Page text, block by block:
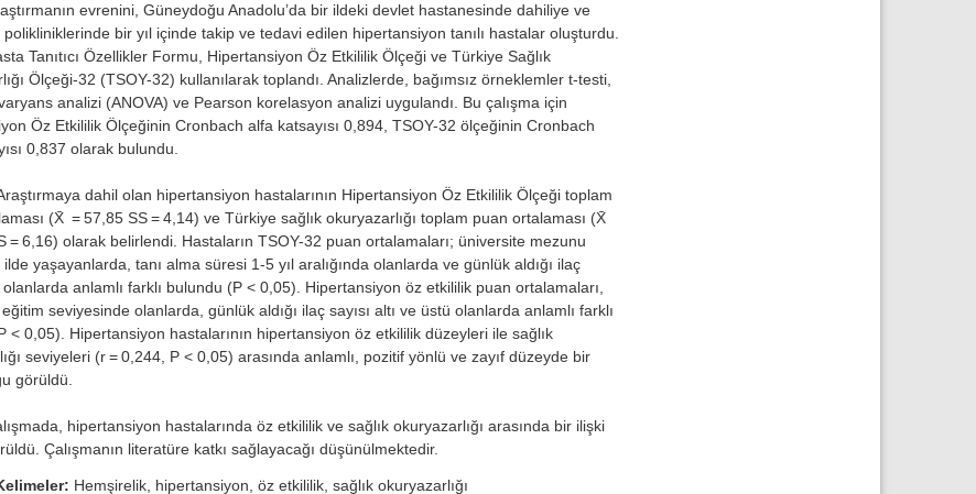
evrenini, Güneydoğu Anadolu’da bir ildeki devlet hastanesinde dahiliye ve
bir yıl içinde takip ve tedavi edilen hipertansiyon tanılı hastalar oluşturdu.
Tanıtıcı Özellikler Formu, Hipertansiyon Öz Etkililik Ölçeği ve Türkiye Sağlık
Ölçeği-32 (TSOY-32) kullanılarak toplandı. Analizlerde, bağımsız örneklemler t-testi,
analizi (ANOVA) ve Pearson korelasyon analizi uygulandı. Bu çalışma için
Öz Etkililik Ölçeğinin Cronbach alfa katsayısı 0,894, TSOY-32 ölçeğinin Cronbach
0,837 olarak bulundu.
dahil olan hipertansiyon hastalarının Hipertansiyon Öz Etkililik Ölçeği toplam
(X̄ = 57,85 SS = 4,14) ve Türkiye sağlık okuryazarlığı toplam puan ortalaması (X̄
= 6,16) olarak belirlendi. Hastaların TSOY-32 puan ortalamaları; üniversite mezunu
yaşayanlarda, tanı alma süresi 1-5 yıl aralığında olanlarda ve günlük aldığı ilaç
olanlarda anlamlı farklı bulundu (P < 0,05). Hipertansiyon öz etkililik puan ortalamaları,
seviyesinde olanlarda, günlük aldığı ilaç sayısı altı ve üstü olanlarda anlamlı farklı
< 0,05). Hipertansiyon hastalarının hipertansiyon öz etkililik düzeyleri ile sağlık
seviyeleri (r = 0,244, P < 0,05) arasında anlamlı, pozitif yönlü ve zayıf düzeyde bir
görüldü.
hipertansiyon hastalarında öz etkililik ve sağlık okuryazarlığı arasında bir ilişki
Çalışmanın literatüre katkı sağlayacağı düşünülmektedir.
Hemşirelik, hipertansiyon, öz etkililik, sağlık okuryazarlığı